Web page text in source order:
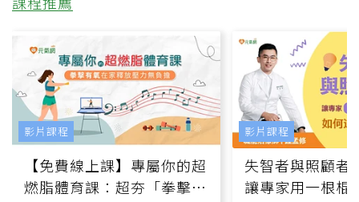
【免費線上課】專屬你的超
燃脂體育課：超夯「拳擊有
影片課程
失智者與照顧者
讓專家用一根棍
影片課程